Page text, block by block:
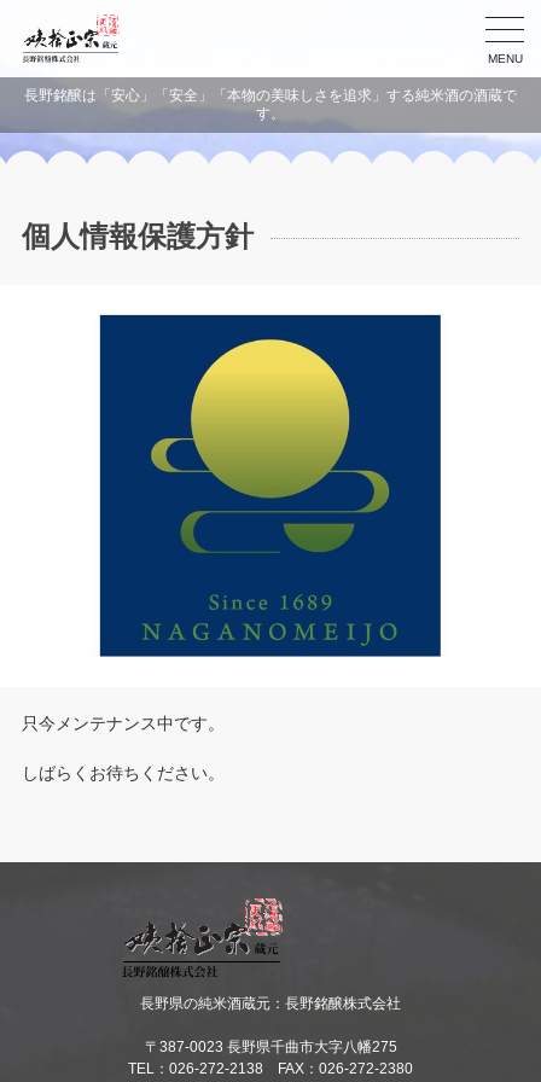
MENU
長野銘醸は「安心」「安全」「本物の美味しさを追求」する純米酒の酒蔵で
す。
個人情報保護方針
只今メンテナンス中です。
しばらくお待ちください。
長野県の純米酒蔵元：長野銘醸株式会社
〒387-0023 長野県千曲市大字八幡275
TEL：026-272-2138 FAX：026-272-2380